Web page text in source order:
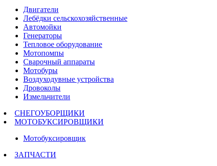
Двигатели
Лебёдки сельскохозяйственные
Автомойки
Генераторы
Тепловое оборудование
Мотопомпы
Сварочный аппараты
Мотобуры
Воздуходувные устройства
Дровоколы
Измельчители
СНЕГОУБОРЩИКИ
МОТОБУКСИРОВЩИКИ
Мотобуксировщик
ЗАПЧАСТИ